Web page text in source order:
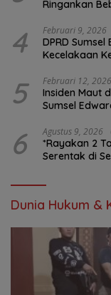
Ringankan
4 Februari 9, 2026
DPRD
Kecelakaan
5 Februari 12, 2026
Insiden Maut
Sumsel
6 Agustus 9, 2026
*Rayakan 2
Serentak di
Dunia Hukum &